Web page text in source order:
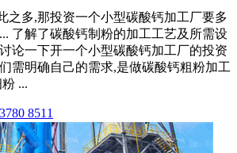
之多,那投资一个小型碳酸钙加工厂要多
了解了碳酸钙制粉的加工工艺及所需设
论一下开一个小型碳酸钙加工厂的投资
需明确自己的需求,是做碳酸钙粗粉加工
粉 ...
8511